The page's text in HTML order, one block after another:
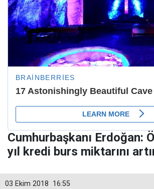
Cumhurbaşkanı Erdoğan:
yıl kredi burs miktarını
16:55
03 Ekim 2018